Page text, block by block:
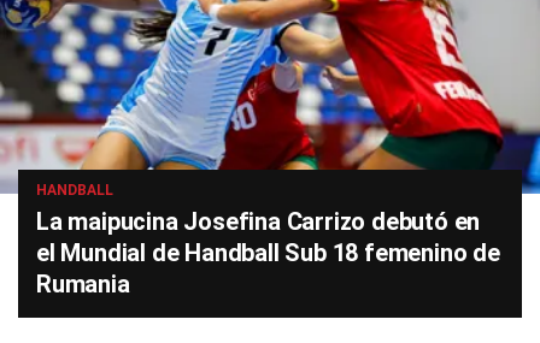
HANDBALL
La maipucina Josefina Carrizo debutó en
el Mundial de Handball Sub 18 femenino de
Rumania